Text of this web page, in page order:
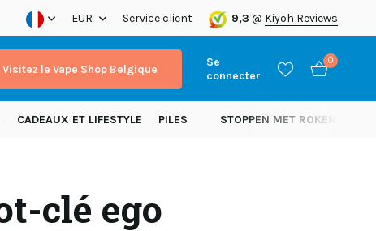
aujourd’hui Expédition dans toute l’Europe!
EUR Service client 9,3 @ Kiyoh Reviews
Visitez le Vape Shop Belgique
Se
connecter
0
CADEAUX ET LIFESTYLE PILES STOPPEN MET ROKEN
clé ego